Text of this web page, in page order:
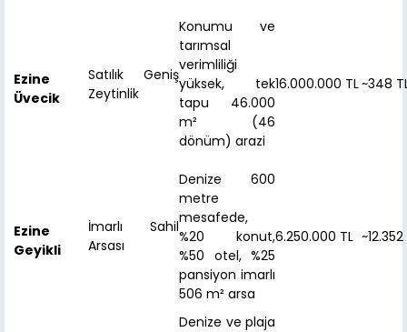
Ezine
Üvecik
Satılık Geniş
Zeytinlik
Konumu ve
tarımsal
verimliliği
yüksek, tek
tapu 46.000
m² (46
dönüm) arazi
16.000.000 TL~348
Ezine
Geyikli
İmarlı Sahil
Arsası
Denize 600
metre
mesafede,
%20 konut,
%50 otel, %25
pansiyon imarlı
506 m² arsa
6.250.000 TL ~12.352
Denize ve plaja